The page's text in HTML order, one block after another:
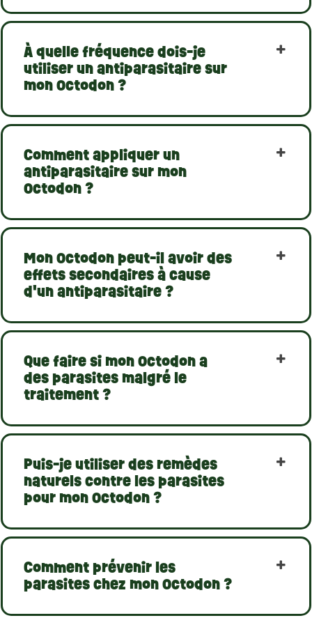
À quelle fréquence dois-je
utiliser un antiparasitaire sur
mon Octodon ?
Comment appliquer un
antiparasitaire sur mon
Octodon ?
Mon Octodon peut-il avoir des
effets secondaires à cause
d'un antiparasitaire ?
Que faire si mon Octodon a
des parasites malgré le
traitement ?
Puis-je utiliser des remèdes
naturels contre les parasites
pour mon Octodon ?
Comment prévenir les
parasites chez mon Octodon ?